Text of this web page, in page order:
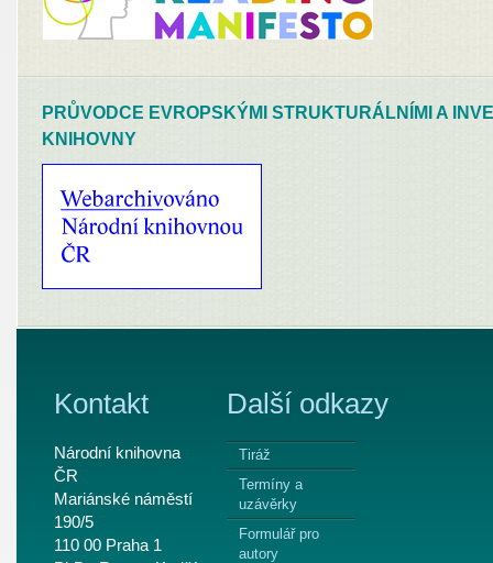
PRŮVODCE EVROPSKÝMI STRUKTURÁLNÍMI A
KNIHOVNY
Kontakt
Národní knihovna
ČR
Mariánské náměstí
190/5
110 00 Praha 1
Další odkazy
Tiráž
Termíny a
uzávěrky
Formulář pro
autory